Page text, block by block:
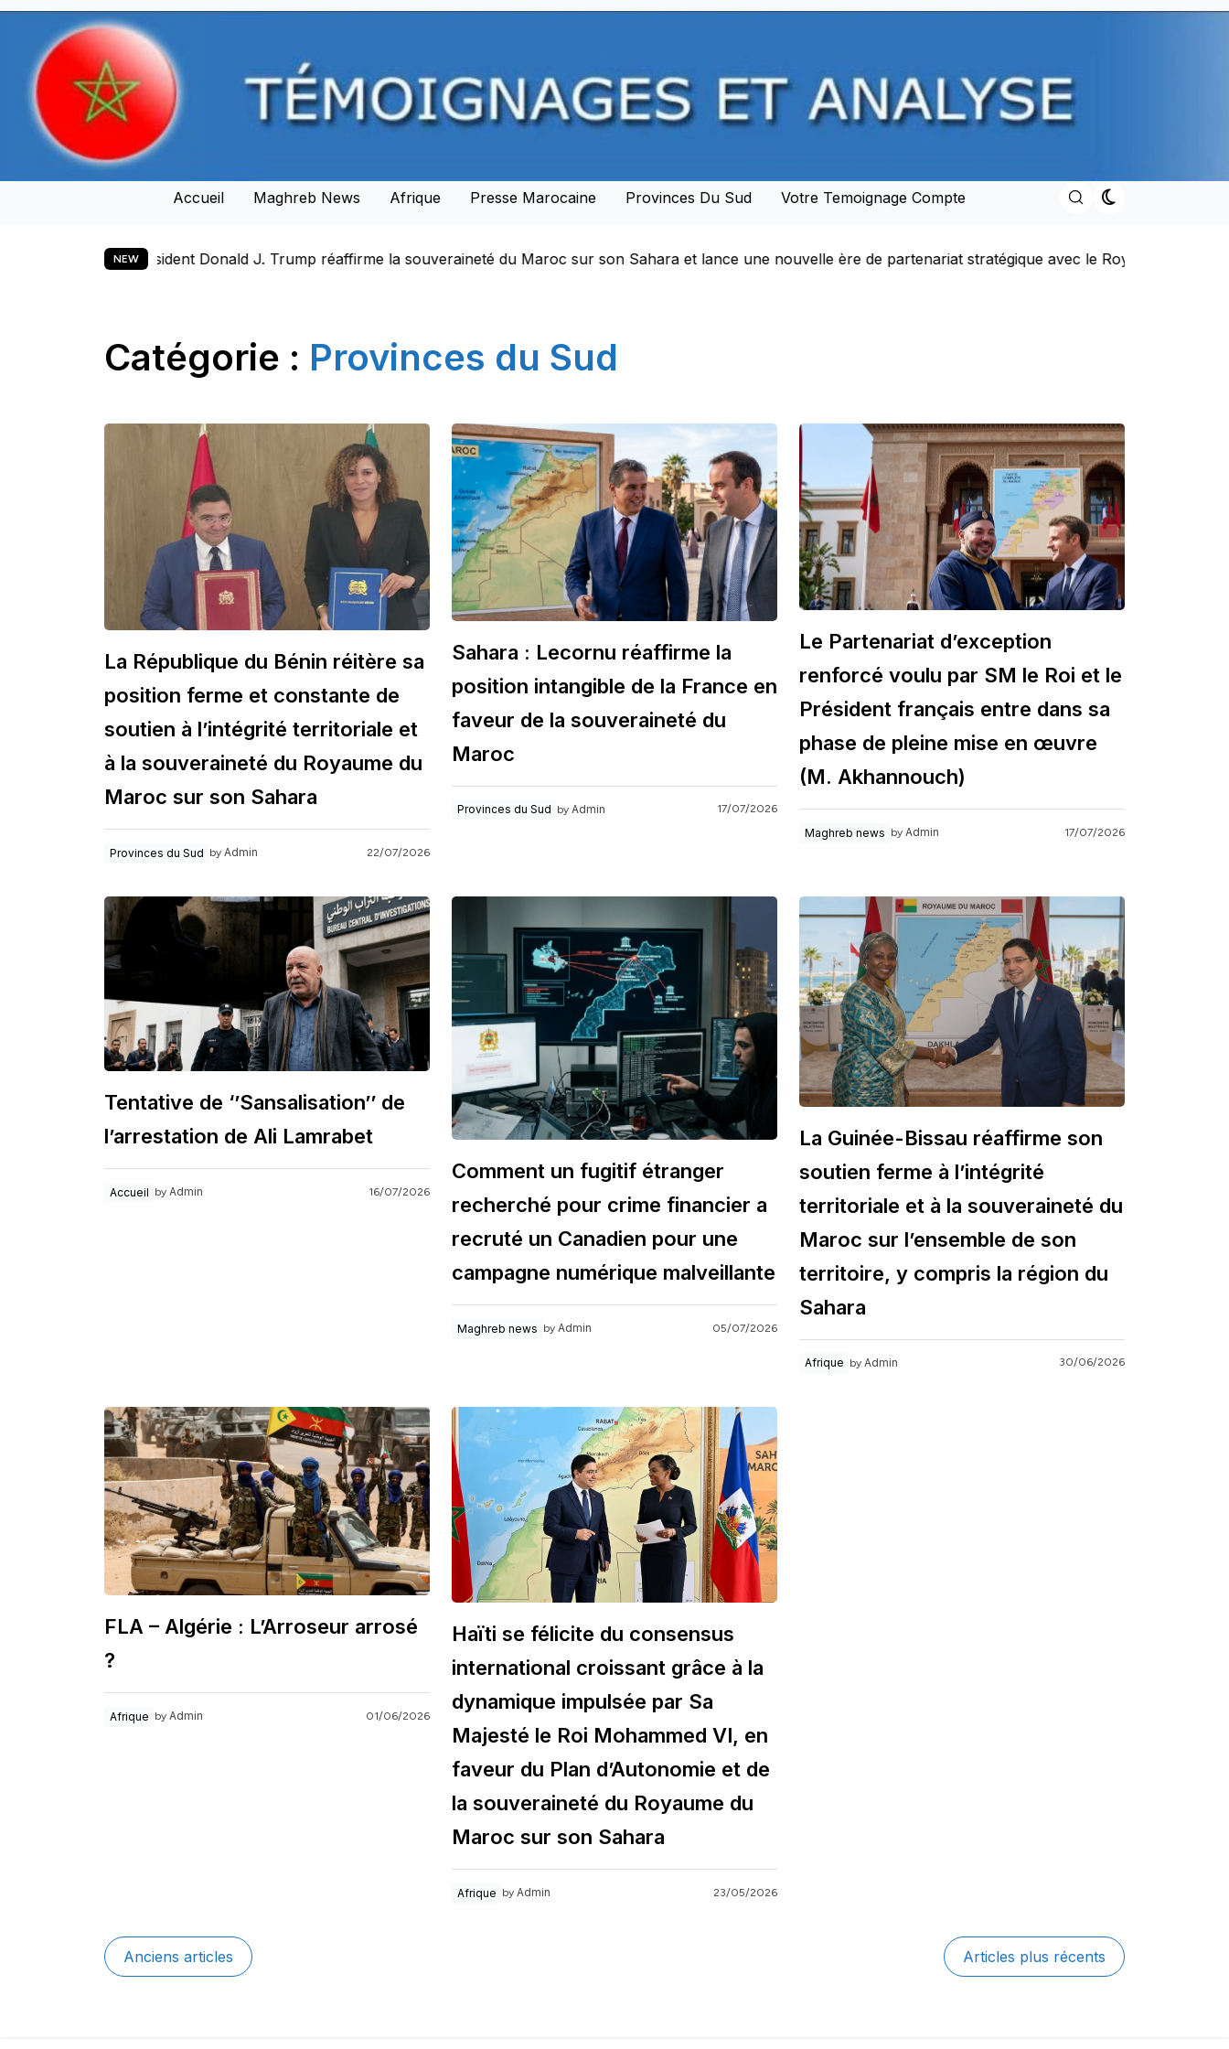
Skip
content
Accueil Maghreb News Afrique Presse Marocaine Provinces Du Sud Votre Temoignage Compte
NEW
J. Trump réaffirme la souveraineté du Maroc sur son Sahara et lance une nouvelle ère de partenariat stratégique avec le Royaume Discours du Trône adressé par SM
Catégorie : Provinces du Sud
La République du Bénin réitère sa
position ferme et constante de
soutien à l’intégrité territoriale et
à la souveraineté du Royaume du
Maroc sur son Sahara
Provinces du Sud by Admin 22/07/2026
Sahara : Lecornu réaffirme la
position intangible de la France en
faveur de la souveraineté du
Maroc
Provinces du Sud by Admin 17/07/2026
Le Partenariat d’exception
renforcé voulu par SM le Roi et le
Président français entre dans sa
phase de pleine mise en œuvre
(M. Akhannouch)
Maghreb news by Admin 17/07/2026
Tentative de ‘’Sansalisation’’ de
l’arrestation de Ali Lamrabet
Accueil by Admin 16/07/2026
Comment un fugitif étranger
recherché pour crime financier a
recruté un Canadien pour une
campagne numérique malveillante
Maghreb news by Admin 05/07/2026
La Guinée-Bissau réaffirme son
soutien ferme à l’intégrité
territoriale et à la souveraineté du
Maroc sur l’ensemble de son
territoire, y compris la région du
Sahara
Afrique by Admin 30/06/2026
FLA – Algérie : L’Arroseur arrosé
?
Afrique by Admin 01/06/2026
Haïti se félicite du consensus
international croissant grâce à la
dynamique impulsée par Sa
Majesté le Roi Mohammed VI, en
faveur du Plan d’Autonomie et de
la souveraineté du Royaume du
Maroc sur son Sahara
Afrique by Admin 23/05/2026
Navigation
des
Anciens articles Articles plus récents